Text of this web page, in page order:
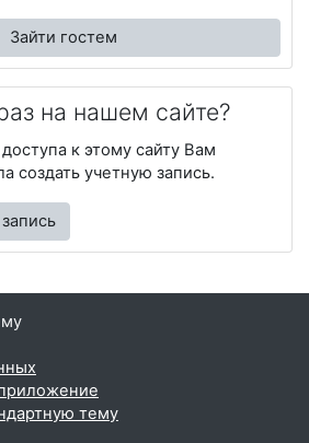
Зайти гостем
на нашем сайте?
к этому сайту Вам
создать учетную запись.
тему